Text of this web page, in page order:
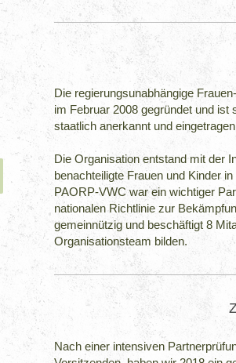
Die regierungsunabhängige
im Februar 2008 gegründet und ist
staatlich anerkannt und
Die Organisation entstand mit der
benachteiligte Frauen und Kinder
PAORP-VWC war ein wichtiger
nationalen Richtlinie zur
gemeinnützig und beschäftigt 8
Organisationsteam bilden.
Nach einer intensiven